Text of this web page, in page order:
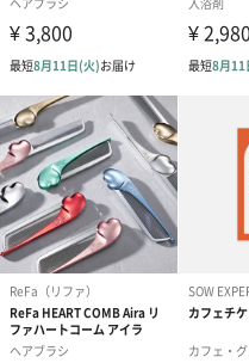
プリザーブドフラワー
ブーケ（ピンク）
（2,580円）
ブ
（
ぬいぐるみ
愛らしいぬいぐるみを同梱し
誕生日・記念日・出産祝いな